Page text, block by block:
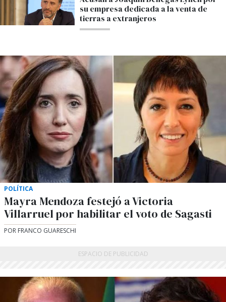
su empresa dedicada a la venta de
tierras a extranjeros
POLÍTICA
Mayra Mendoza festejó a Victoria
Villarruel por habilitar el voto de Sagasti
POR FRANCO GUARESCHI